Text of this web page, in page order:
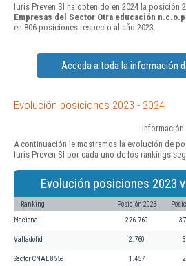
Iuris Preven Sl ha obtenido en 2024 la posición
Empresas del Sector Otra educación
en 806 posiciones respecto al año 2023.
Acceda a toda la información
Evolución posiciones 2023 - 2024
A continuación le mostramos la evolución de
Iuris Preven Sl por cada uno de los rankings
Evolución posiciones 2023
Ranking Posición 2023
Nacional 276.769
Valladolid 2.760
Sector CNAE 8559 1.457